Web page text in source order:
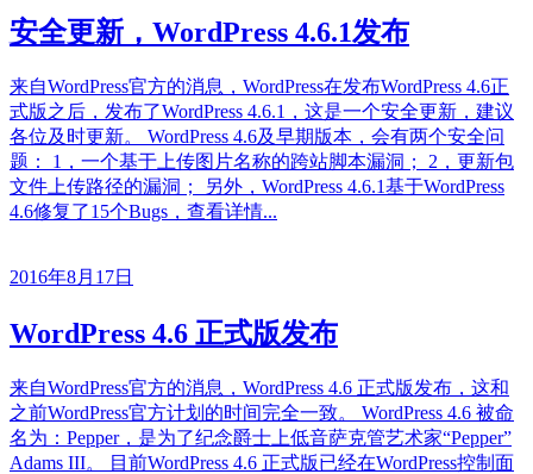
安全更新，WordPress 4.6.1发布
来自WordPress官方的消息，WordPress在发布WordPress 4.6正
式版之后，发布了WordPress 4.6.1，这是一个安全更新，建议
各位及时更新。 WordPress 4.6及早期版本，会有两个安全问
题： 1，一个基于上传图片名称的跨站脚本漏洞； 2，更新包
文件上传路径的漏洞； 另外，WordPress 4.6.1基于WordPress
4.6修复了15个Bugs，查看详情...
2016年8月17日
WordPress 4.6 正式版发布
来自WordPress官方的消息，WordPress 4.6 正式版发布，这和
之前WordPress官方计划的时间完全一致。 WordPress 4.6 被命
名为：Pepper，是为了纪念爵士上低音萨克管艺术家“Pepper”
Adams III。 目前WordPress 4.6 正式版已经在WordPress控制面